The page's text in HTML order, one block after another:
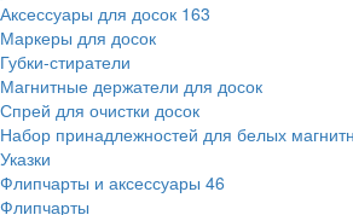
Аксессуары для досок 163
Маркеры для досок
Губки-стиратели
Магнитные держатели для досок
Спрей для очистки досок
Набор принадлежностей для белых
Указки
Флипчарты и аксессуары 46
Флипчарты